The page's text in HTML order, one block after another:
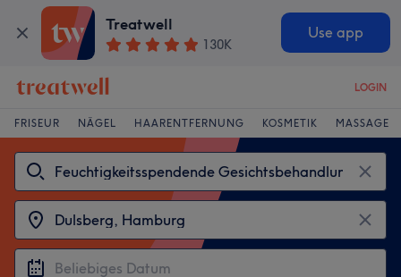
Treatwell
130K
Use app
LOGIN
FRISEUR NÄGEL HAARENTFERNUNG KOSMETIK MASSAGE